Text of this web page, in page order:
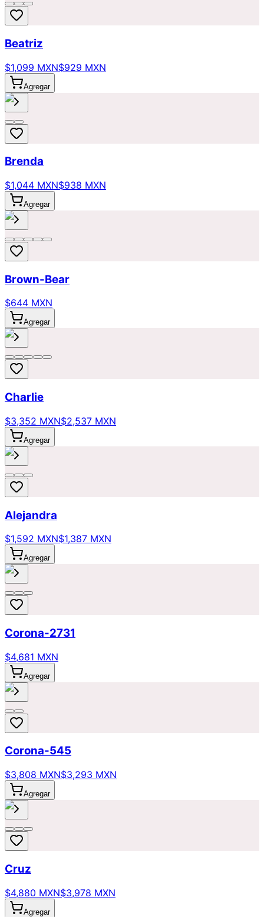
Beatriz
$1,099 MXN$929 MXN
Agregar
Brenda
$1,044 MXN$938 MXN
Agregar
Brown-Bear
$644 MXN
Agregar
Charlie
$3,352 MXN$2,537 MXN
Agregar
Alejandra
$1,592 MXN$1,387 MXN
Agregar
Corona-2731
$4,681 MXN
Agregar
Corona-545
$3,808 MXN$3,293 MXN
Agregar
Cruz
$4,880 MXN$3,978 MXN
Agregar